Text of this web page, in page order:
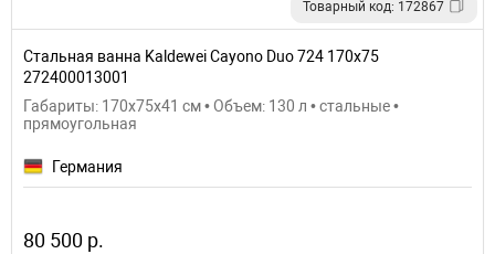
Товарный код: 172867
Стальная ванна Kaldewei Cayono Duo 724 170x75
272400013001
Габариты: 170x75x41 см • Объем: 130 л • стальные •
прямоугольная
Германия
80 500 р.